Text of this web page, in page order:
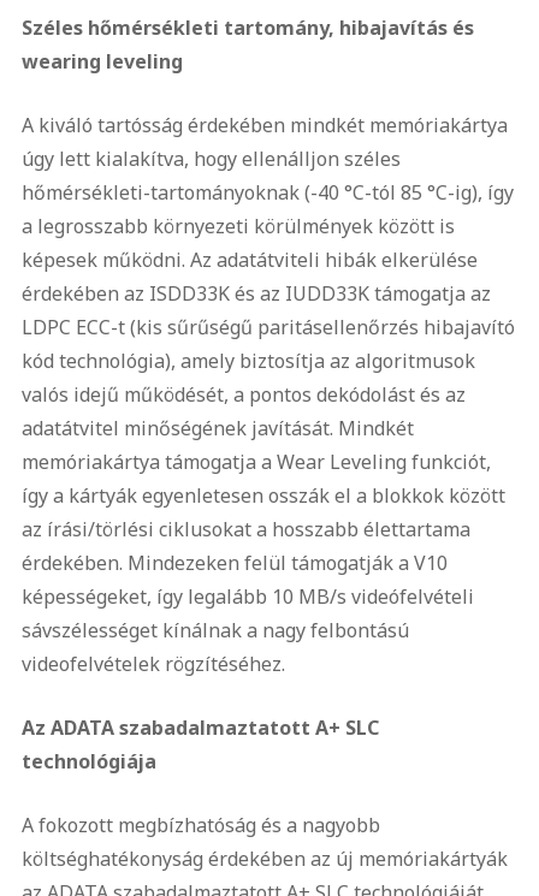
Széles hőmérsékleti tartomány, hibajavítás és
wearing leveling
A kiváló tartósság érdekében mindkét memóriakártya
úgy lett kialakítva, hogy ellenálljon széles
hőmérsékleti-tartományoknak (-40 °C-tól 85 °C-ig), így
a legrosszabb környezeti körülmények között is
képesek működni. Az adatátviteli hibák elkerülése
érdekében az ISDD33K és az IUDD33K támogatja az
LDPC ECC-t (kis sűrűségű paritásellenőrzés hibajavító
kód technológia), amely biztosítja az algoritmusok
valós idejű működését, a pontos dekódolást és az
adatátvitel minőségének javítását. Mindkét
memóriakártya támogatja a Wear Leveling funkciót,
így a kártyák egyenletesen osszák el a blokkok között
az írási/törlési ciklusokat a hosszabb élettartama
érdekében. Mindezeken felül támogatják a V10
képességeket, így legalább 10 MB/s videófelvételi
sávszélességet kínálnak a nagy felbontású
videofelvételek rögzítéséhez.
Az ADATA szabadalmaztatott A+ SLC
technológiája
A fokozott megbízhatóság és a nagyobb
költséghatékonyság érdekében az új memóriakártyák